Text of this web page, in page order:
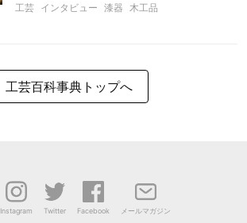
工芸 インタビュー 漆器 木工品
工芸百科事典トップへ
Instagram Twitter Facebook メールマガジン